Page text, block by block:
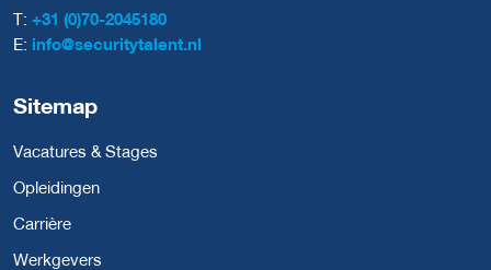
T: +31 (0)70-2045180
E: info@securitytalent.nl
Sitemap
Vacatures & Stages
Opleidingen
Carrière
Werkgevers